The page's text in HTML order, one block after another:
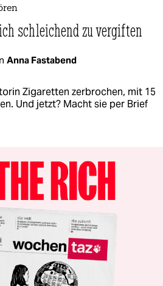
schleichend zu vergiften
Anna Fastabend
Zigaretten zerbrochen, mit 15
Und jetzt? Macht sie per Brief